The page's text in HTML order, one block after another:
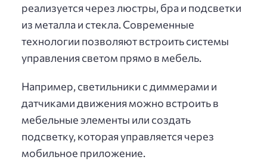
реализуется через люстры, бра и подсветки
из металла и стекла. Современные
технологии позволяют встроить системы
управления светом прямо в мебель.
Например, светильники с диммерами и
датчиками движения можно встроить в
мебельные элементы или создать
подсветку, которая управляется через
мобильное приложение.